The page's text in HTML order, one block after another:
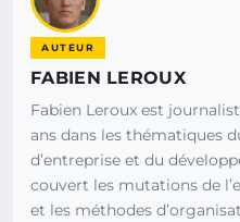
AUTEUR
FABIEN LEROUX
Fabien Leroux est
ans dans les thématiques
d’entreprise et du
couvert les mutations de
et les méthodes